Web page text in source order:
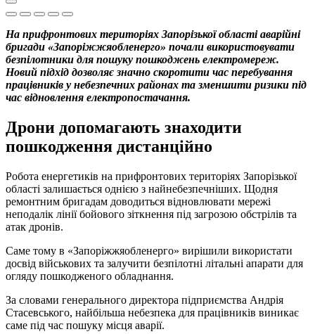
На прифронтових територіях Запорізької області аварійні
бригади «Запоріжжяобленерго» почали використовувати
безпілотники для пошуку пошкоджень електромереж.
Новий підхід дозволяє значно скоротити час перебування
працівників у небезпечних районах та зменшити ризики під
час відновлення електропостачання.
Дрони допомагають знаходити
пошкодження дистанційно
Робота енергетиків на прифронтових територіях Запорізької
області залишається однією з найнебезпечніших. Щодня
ремонтним бригадам доводиться відновлювати мережі
неподалік лінії бойового зіткнення під загрозою обстрілів та
атак дронів.
Саме тому в «Запоріжжяобленерго» вирішили використати
досвід військових та залучити безпілотні літальні апарати для
огляду пошкодженого обладнання.
За словами генерального директора підприємства Андрія
Стасевського, найбільша небезпека для працівників виникає
саме під час пошуку місця аварії.